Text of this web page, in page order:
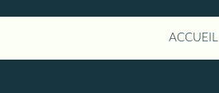
ACCUEIL